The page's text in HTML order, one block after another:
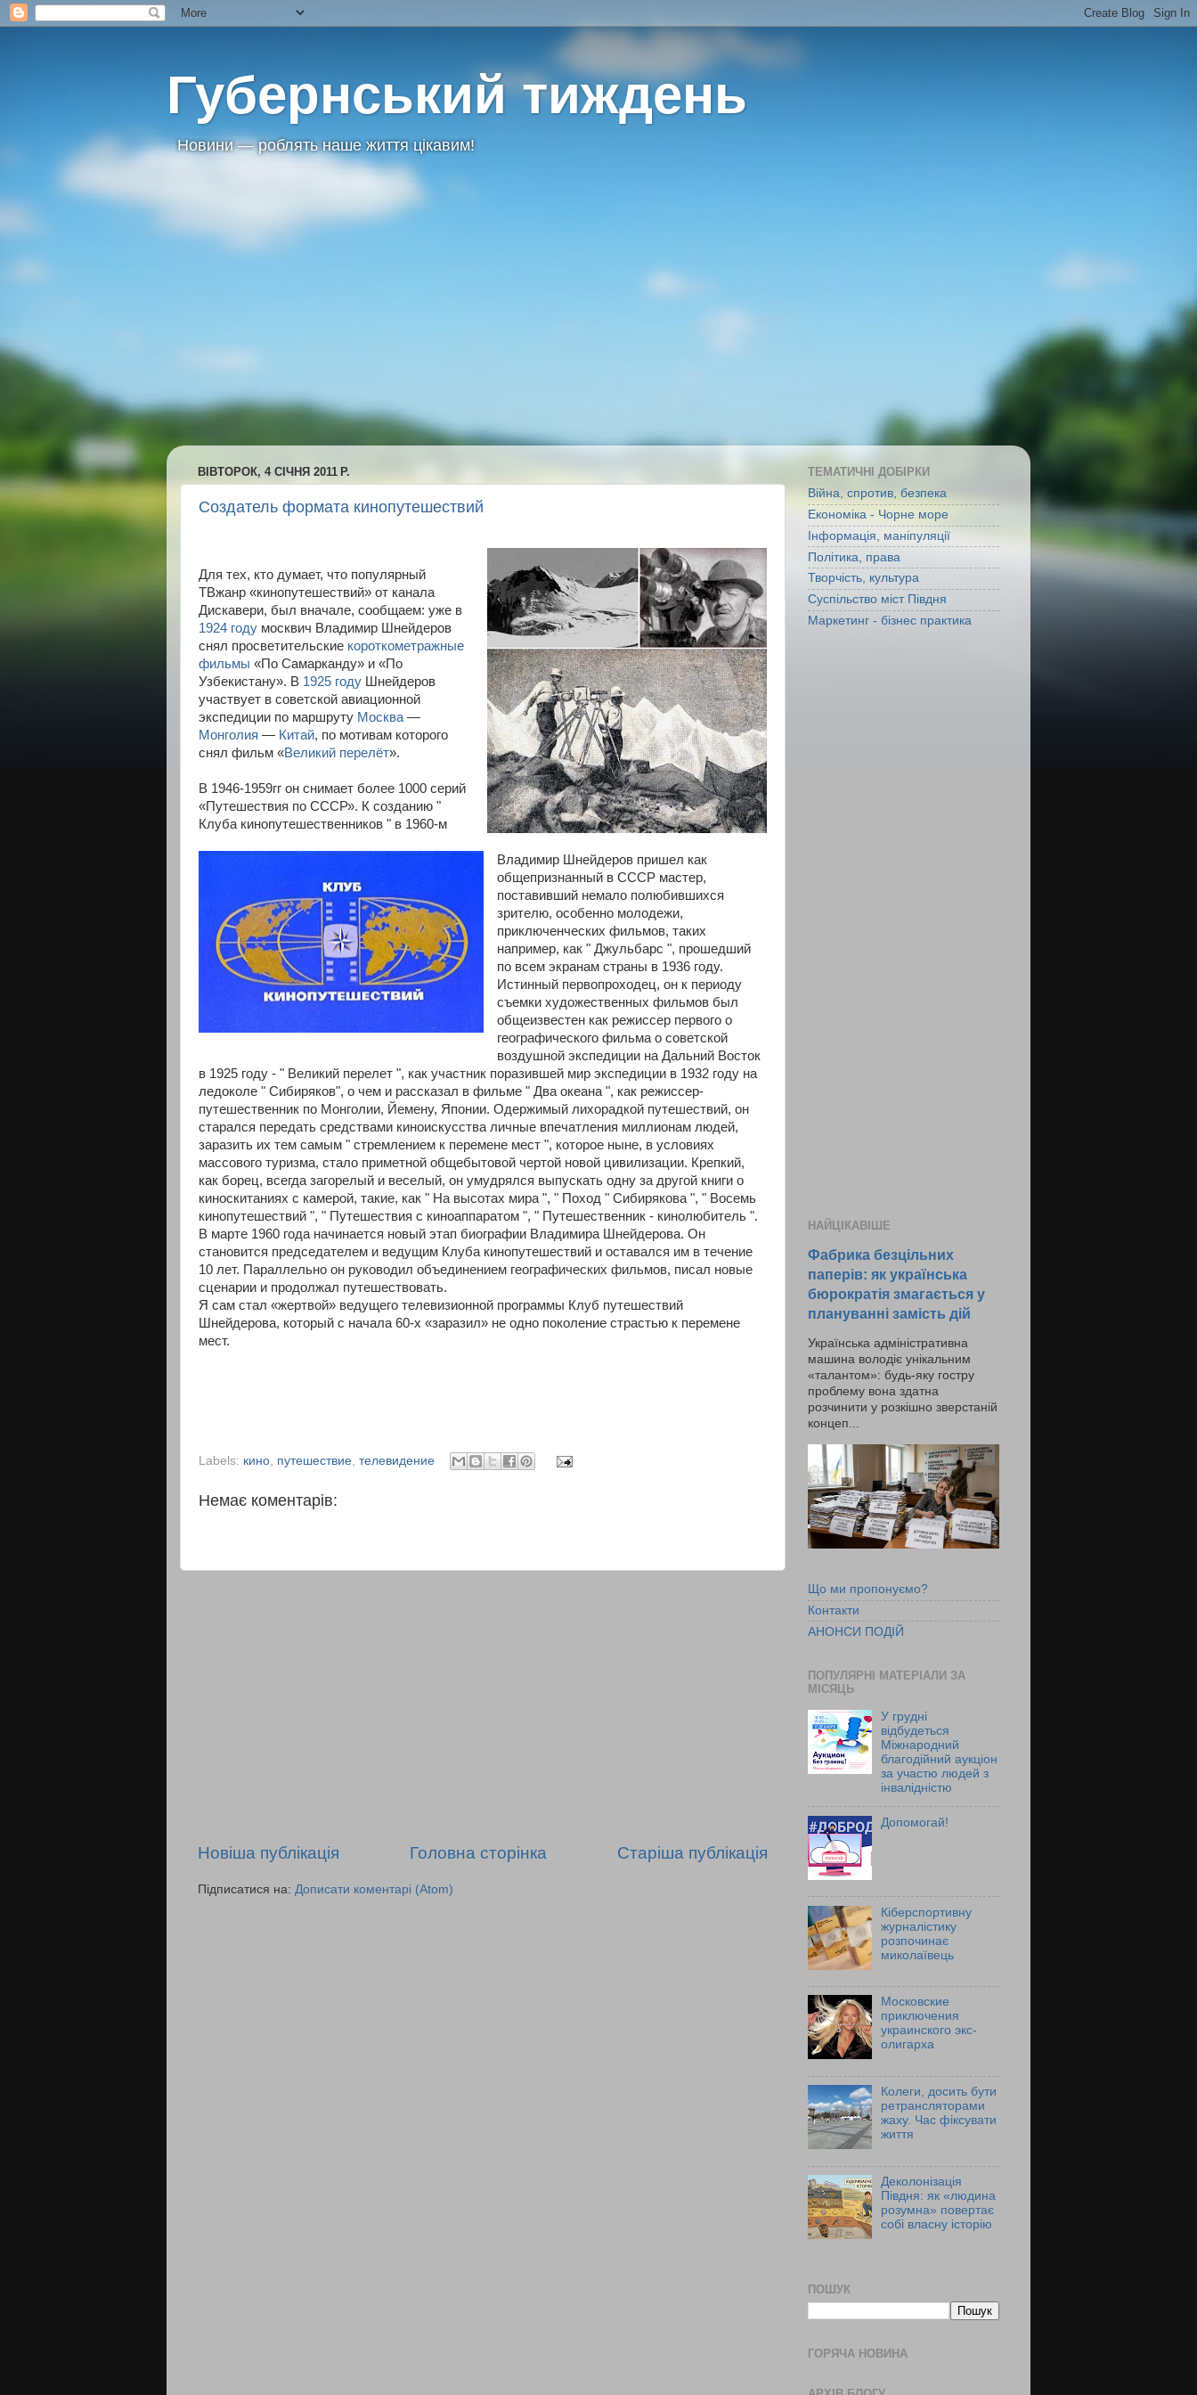
Губернський тиждень
Новини — роблять наше життя цікавим!
ВІВТОРОК, 4 СІЧНЯ 2011 Р.
Создатель формата кинопутешествий
Для тех, кто думает, что популярный
ТВжанр «кинопутешествий» от канала
Дискавери, был вначале, сообщаем: уже в
1924 году москвич Владимир Шнейдеров
снял просветительские короткометражные
фильмы «По Самарканду» и «По
Узбекистану». В 1925 году Шнейдеров
участвует в советской авиационной
экспедиции по маршруту Москва —
Монголия — Китай, по мотивам которого
снял фильм «Великий перелёт».
В 1946-1959гг он снимает более 1000 серий
«Путешествия по СССР». К созданию "
Клуба кинопутешественников " в 1960-м
Владимир Шнейдеров пришел как
общепризнанный в СССР мастер,
поставивший немало полюбившихся
зрителю, особенно молодежи,
приключенческих фильмов, таких
например, как " Джульбарс ", прошедший
по всем экранам страны в 1936 году.
Истинный первопроходец, он к периоду
съемки художественных фильмов был
общеизвестен как режиссер первого о
географического фильма о советской
воздушной экспедиции на Дальний Восток
в 1925 году - " Великий перелет ", как участник поразившей мир экспедиции в 1932 году на
ледоколе " Сибиряков", о чем и рассказал в фильме " Два океана ", как режиссер-
путешественник по Монголии, Йемену, Японии. Одержимый лихорадкой путешествий, он
старался передать средствами киноискусства личные впечатления миллионам людей,
заразить их тем самым " стремлением к перемене мест ", которое ныне, в условиях
массового туризма, стало приметной общебытовой чертой новой цивилизации. Крепкий,
как борец, всегда загорелый и веселый, он умудрялся выпускать одну за другой книги о
киноскитаниях с камерой, такие, как " На высотах мира ", " Поход " Сибирякова ", " Восемь
кинопутешествий ", " Путешествия с киноаппаратом ", " Путешественник - кинолюбитель ".
В марте 1960 года начинается новый этап биографии Владимира Шнейдерова. Он
становится председателем и ведущим Клуба кинопутешествий и оставался им в течение
10 лет. Параллельно он руководил объединением географических фильмов, писал новые
сценарии и продолжал путешествовать.
Я сам стал «жертвой» ведущего телевизионной программы Клуб путешествий
Шнейдерова, который с начала 60-х «заразил» не одно поколение страстью к перемене
мест.
Labels: кино путешествие телевидение
Немає коментарів:
Новіша публікація Старіша публікація
Головна сторінка
Підписатися на: Дописати коментарі (Atom)
ТЕМАТИЧНІ ДОБІРКИ
Війна, спротив, безпека
Економіка - Чорне море
Інформація, маніпуляції
Політика, права
Творчість, культура
Суспільство міст Півдня
Маркетинг - бізнес практика
НАЙЦІКАВІШЕ
Фабрика безцільних
паперів: як українська
бюрократія змагається у
плануванні замість дій
Українська адміністративна
машина володіє унікальним
«талантом»: будь-яку гостру
проблему вона здатна
розчинити у розкішно зверстаній
концеп...
Що ми пропонуємо?
Контакти
АНОНСИ ПОДІЙ
ПОПУЛЯРНІ МАТЕРІАЛИ ЗА
МІСЯЦЬ
У грудні
відбудеться
Міжнародний
благодійний аукціон
за участю людей з
інвалідністю
Допомогай!
Кіберспортивну
журналістику
розпочинає
миколаївець
Московские
приключения
украинского экс-
олигарха
Колеги, досить бути
ретрансляторами
жаху. Час фіксувати
життя
Деколонізація
Півдня: як «людина
розумна» повертає
собі власну історію
ПОШУК
ГОРЯЧА НОВИНА